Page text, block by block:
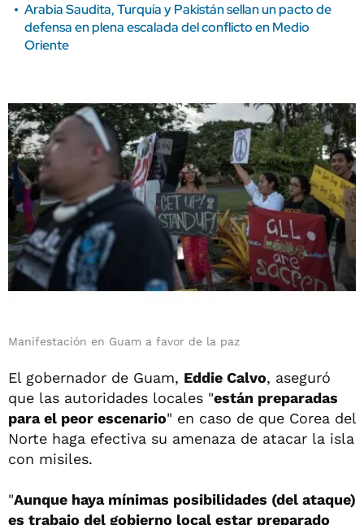
Arabia Saudita, Turquía y Pakistán sellan un pacto de
defensa en plena escalada del conflicto en Medio
Oriente
Manifestación en Guam a favor de la paz
El gobernador de Guam, Eddie Calvo, aseguró
que las autoridades locales "están preparadas
para el peor escenario" en caso de que Corea del
Norte haga efectiva su amenaza de atacar la isla
con misiles.
"Aunque haya mínimas posibilidades (del ataque)
es trabajo del gobierno local estar preparado